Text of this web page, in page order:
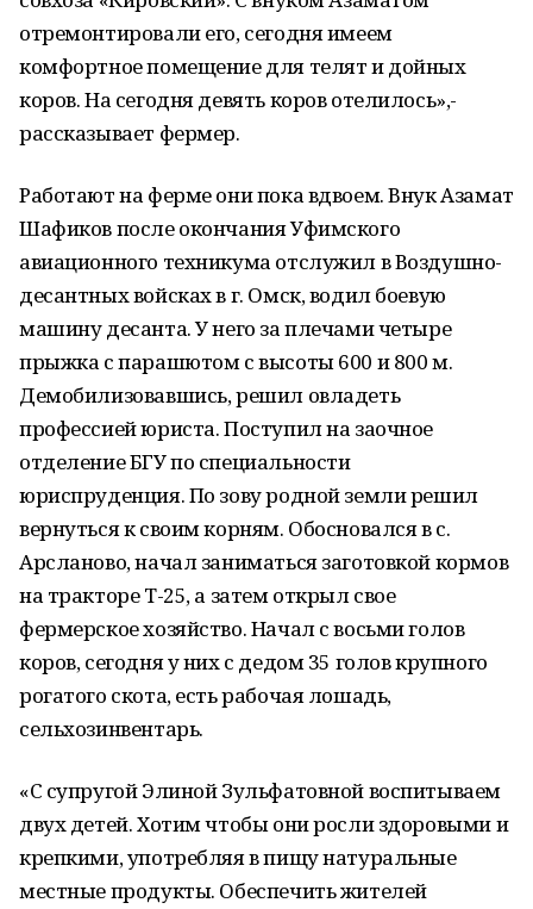
отремонтировали его, сегодня имеем
комфортное помещение для телят и дойных
коров. На сегодня девять коров отелилось»,-
рассказывает фермер.
Работают на ферме они пока вдвоем. Внук Азамат
Шафиков после окончания Уфимского
авиационного техникума отслужил в Воздушно-
десантных войсках в г. Омск, водил боевую
машину десанта. У него за плечами четыре
прыжка с парашютом с высоты 600 и 800 м.
Демобилизовавшись, решил овладеть
профессией юриста. Поступил на заочное
отделение БГУ по специальности
юриспруденция. По зову родной земли решил
вернуться к своим корням. Обосновался в с.
Арсланово, начал заниматься заготовкой кормов
на тракторе Т-25, а затем открыл свое
фермерское хозяйство. Начал с восьми голов
коров, сегодня у них с дедом 35 голов крупного
рогатого скота, есть рабочая лошадь,
сельхозинвентарь.
«С супругой Элиной Зульфатовной воспитываем
двух детей. Хотим чтобы они росли здоровыми и
крепкими, употребляя в пищу натуральные
местные продукты. Обеспечить жителей